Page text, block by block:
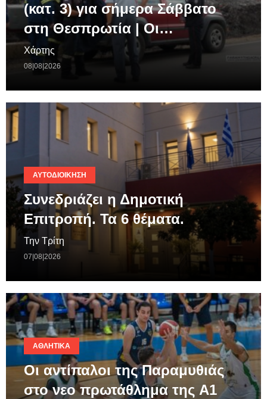
(κατ. 3) για σήμερα Σάββατο
στη Θεσπρωτία | Οι…
Χάρτης
08|08|2026
ΑΥΤΟΔΙΟΊΚΗΣΗ
Συνεδριάζει η Δημοτική
Επιτροπή. Τα 6 θέματα.
Την Τρίτη
07|08|2026
ΑΘΛΗΤΙΚΆ
Οι αντίπαλοι της Παραμυθιάς
στο νεο πρωτάθλημα της A1